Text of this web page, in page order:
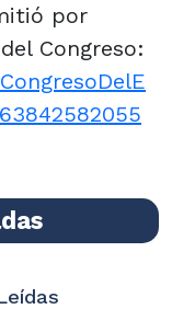
por
Congreso: